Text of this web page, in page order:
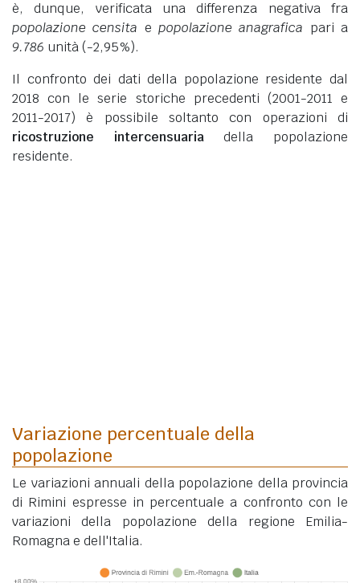
è, dunque, verificata una differenza negativa fra
popolazione censita epopolazione anagrafica pari a
9.786 unità (-2,95%).
Il confronto dei dati della popolazione residente dal
2018 con le serie storiche precedenti (2001-2011 e
2011-2017) è possibile soltanto con operazioni di
ricostruzione intercensuariadella popolazione
residente.
Variazione percentuale della
popolazione
Le variazioni annuali della popolazione della provincia
di Rimini espresse in percentuale a confronto con le
variazioni della popolazione della regione Emilia-
Romagna e dell'Italia.